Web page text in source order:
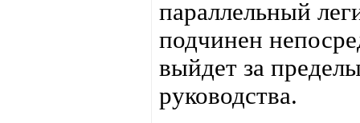
параллельный
подчинен
выйдет за
руководства.